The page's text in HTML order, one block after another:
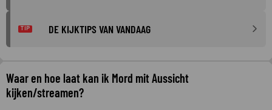
TIP DE KIJKTIPS VAN VANDAAG
Waar en hoe laat kan ik Mord mit Aussicht
kijken/streamen?